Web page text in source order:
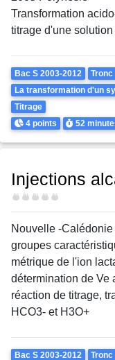
Transformation
titrage d'une
Theme
Bac S 2003-2012
La transformation d'un
Titrage
Points
4 points Durée
52
Injections
Difficulté
Nouvelle -
groupes
métrique de l'ion
détermination de Ve
réaction de titrage,
HCO3- et H3O+
Theme
Bac S 2003-2012